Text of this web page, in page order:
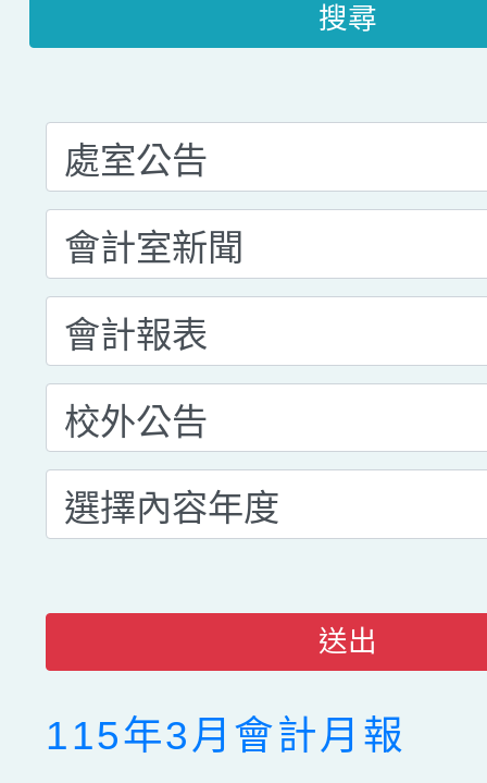
搜尋
送出
115年3月會計月報